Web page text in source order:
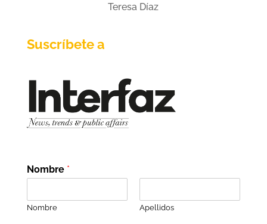
Teresa Díaz
Suscríbete a
Nombre *
Nombre Apellidos